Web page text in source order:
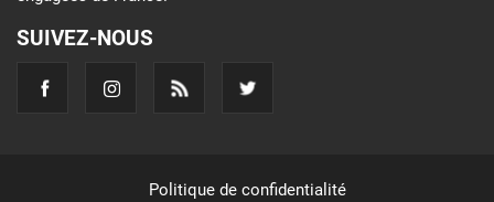
SUIVEZ-NOUS
Politique de confidentialité